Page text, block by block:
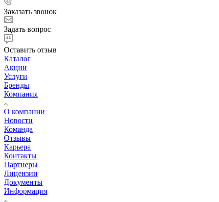
Заказать звонок
Задать вопрос
Оставить отзыв
Каталог
Акции
Услуги
Бренды
Компания
О компании
Новости
Команда
Отзывы
Карьера
Контакты
Партнеры
Лицензии
Документы
Информация